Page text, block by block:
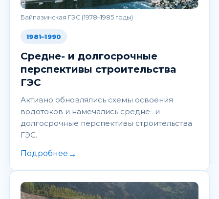
Байпазинская ГЭС (1978–1985 годы)
1981–1990
Средне- и долгосрочные
перспективы строительства
ГЭС
Активно обновлялись схемы освоения
водотоков и намечались средне- и
долгосрочные перспективы строительства
ГЭС.
Подробнее →